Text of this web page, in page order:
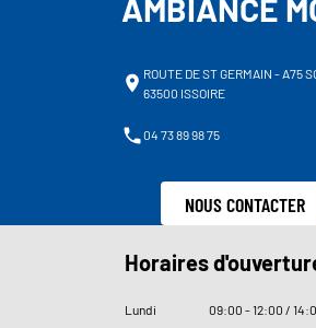
AMBIANCE
ROUTE DE ST GERMAIN - A75
63500 ISSOIRE
04 73 89 98 75
NOUS CONTACTER
Horaires
Lundi 09:00 - 12:00 / 14: